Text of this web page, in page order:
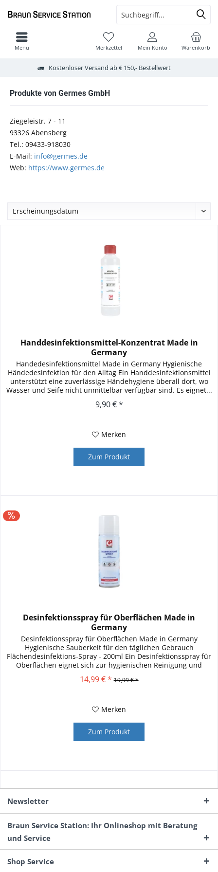
Kostenloser Versand ab € 150,- Bestellwert
Warenkorb
Merkzettel Mein Konto
Menü
Produkte von Germes GmbH
Ziegeleistr. 7 - 11
93326 Abensberg
Tel.: 09433-918030
E-Mail: info@germes.de
Web: https://www.germes.de
Handdesinfektionsmittel-Konzentrat Made in
Germany
Handedesinfektionsmittel Made in Germany Hygienische
Händedesinfektion für den Alltag Ein Handdesinfektionsmittel
unterstützt eine zuverlässige Händehygiene überall dort, wo
Wasser und Seife nicht unmittelbar verfügbar sind. Es eignet...
9,90 € *
Merken
Zum Produkt
Desinfektionsspray für Oberflächen Made in
Germany
Desinfektionsspray für Oberflächen Made in Germany
Hygienische Sauberkeit für den täglichen Gebrauch
Flächendesinfektions-Spray - 200ml Ein Desinfektionsspray für
Oberflächen eignet sich zur hygienischen Reinigung und
14,99 € * 19,99 € *
Merken
Zum Produkt
Newsletter
Braun Service Station: Ihr Onlineshop mit Beratung
und Service
Shop Service